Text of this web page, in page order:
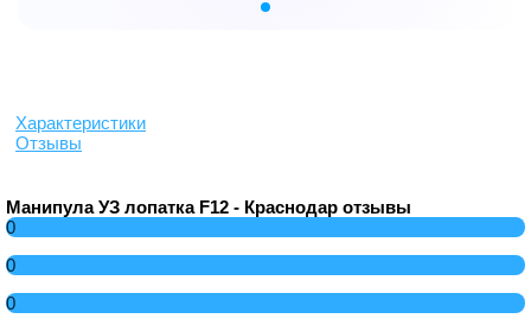
Характеристики
Отзывы
Манипула УЗ лопатка F12 - Краснодар отзывы
0
0
0